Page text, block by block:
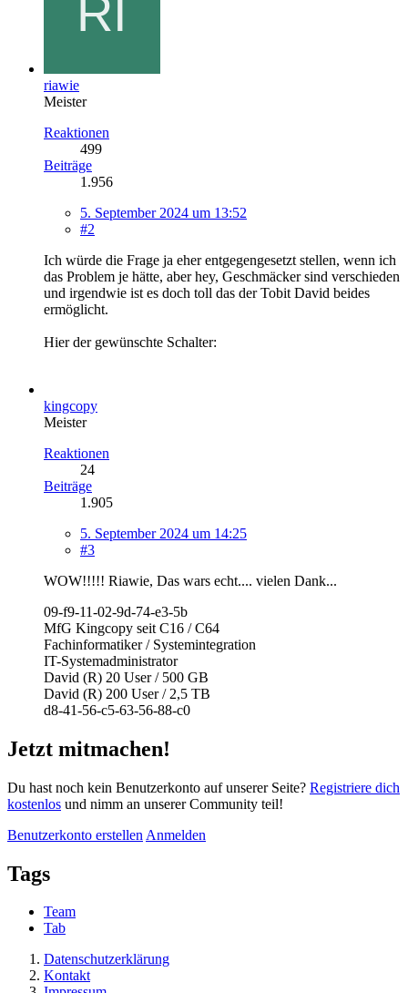
riawie
Meister
Reaktionen
499
Beiträge
1.956
5. September 2024 um 13:52
#2
Ich würde die Frage ja eher entgegengesetzt stellen, wenn ich
das Problem je hätte, aber hey, Geschmäcker sind verschieden
und irgendwie ist es doch toll das der Tobit David beides
ermöglicht.
Hier der gewünschte Schalter:
kingcopy
Meister
Reaktionen
24
Beiträge
1.905
5. September 2024 um 14:25
#3
WOW!!!!! Riawie, Das wars echt.... vielen Dank...
09-f9-11-02-9d-74-e3-5b
MfG Kingcopy seit C16 / C64
Fachinformatiker / Systemintegration
IT-Systemadministrator
David (R) 20 User / 500 GB
David (R) 200 User / 2,5 TB
d8-41-56-c5-63-56-88-c0
Jetzt mitmachen!
Du hast noch kein Benutzerkonto auf unserer Seite? Registriere dich
kostenlos und nimm an unserer Community teil!
Benutzerkonto erstellen Anmelden
Tags
Team
Tab
Datenschutzerklärung
Kontakt